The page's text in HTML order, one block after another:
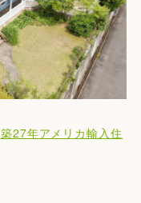
築27年アメリカ輸入住